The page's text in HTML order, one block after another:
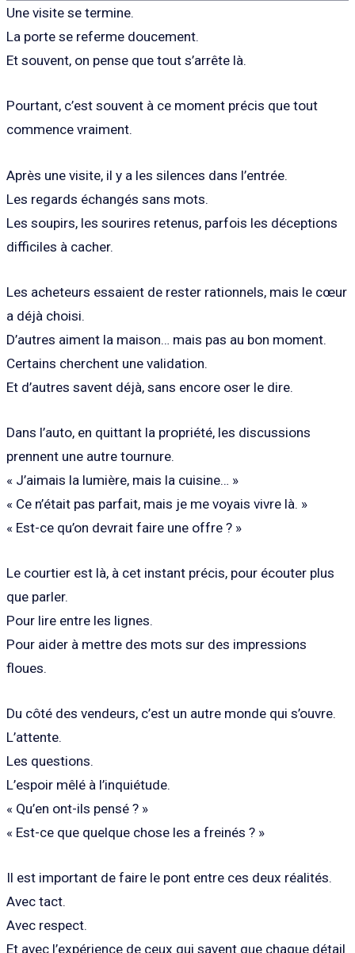
Une visite se termine.
La porte se referme doucement.
Et souvent, on pense que tout s’arrête là.
Pourtant, c’est souvent à ce moment précis que tout
commence vraiment.
Après une visite, il y a les silences dans l’entrée.
Les regards échangés sans mots.
Les soupirs, les sourires retenus, parfois les déceptions
difficiles à cacher.
Les acheteurs essaient de rester rationnels, mais le cœur
a déjà choisi.
D’autres aiment la maison… mais pas au bon moment.
Certains cherchent une validation.
Et d’autres savent déjà, sans encore oser le dire.
Dans l’auto, en quittant la propriété, les discussions
prennent une autre tournure.
« J’aimais la lumière, mais la cuisine… »
« Ce n’était pas parfait, mais je me voyais vivre là. »
« Est-ce qu’on devrait faire une offre ? »
Le courtier est là, à cet instant précis, pour écouter plus
que parler.
Pour lire entre les lignes.
Pour aider à mettre des mots sur des impressions
floues.
Du côté des vendeurs, c’est un autre monde qui s’ouvre.
L’attente.
Les questions.
L’espoir mêlé à l’inquiétude.
« Qu’en ont-ils pensé ? »
« Est-ce que quelque chose les a freinés ? »
Il est important de faire le pont entre ces deux réalités.
Avec tact.
Avec respect.
Et avec l’expérience de ceux qui savent que chaque détail